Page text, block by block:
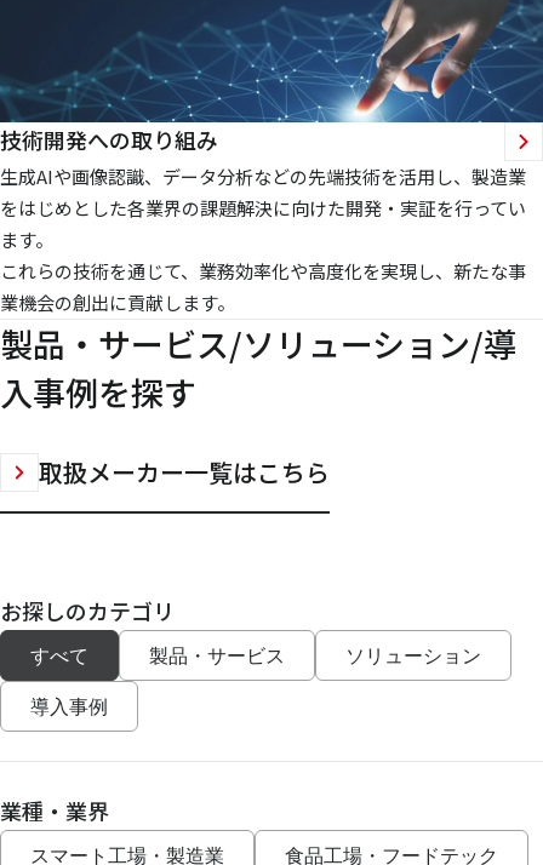
技術開発への取り組み
生成AIや画像認識、データ分析などの先端技術を活用し、製造業
をはじめとした各業界の課題解決に向けた開発・実証を行ってい
ます。
これらの技術を通じて、業務効率化や高度化を実現し、新たな事
業機会の創出に貢献します。
製品・サービス/ソリューション/導
入事例を探す
取扱メーカー一覧はこちら
お探しのカテゴリ
すべて 製品・サービス ソリューション
導入事例
業種・業界
スマート工場・製造業 食品工場・フードテック